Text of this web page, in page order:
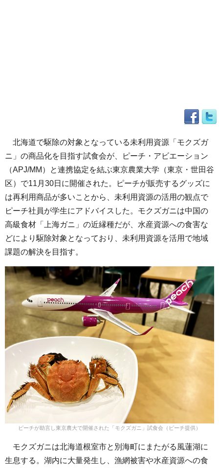
北海道で駆除の対象となっている未利用資源「モクズガ
ニ」の商品化を目指す試食会が、ピーチ・アビエーション
（APJ/MM）と連携協定を結ぶ東京農業大学（東京・世田谷
区）で11月30日に開催された。ピーチが販売するグッズに
は再利用商品が多いことから、未利用資源の活用の観点で
ピーチ社員が学生にアドバイスした。モクズガニは中国の
高級食材「上海ガニ」の近縁種だが、水産資源への食害な
どにより駆除対象となっており、未利用資源を活用で地域
課題の解決を目指す。
ピーチが助言し東京農大で開催された「モクズガニ」試食会（ピーチ提供）
モクズガニは北海道根室市と別海町にまたがる風蓮湖に
生息する。湖内に大量発生し、漁網被害や水産資源への食